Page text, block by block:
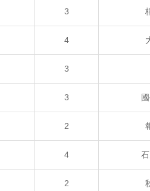
3
4
3
3
2
4
2